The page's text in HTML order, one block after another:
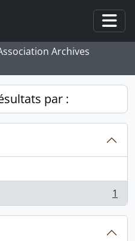
Archives
par :
1